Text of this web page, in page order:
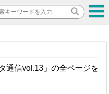
通信vol.13」の全ページを